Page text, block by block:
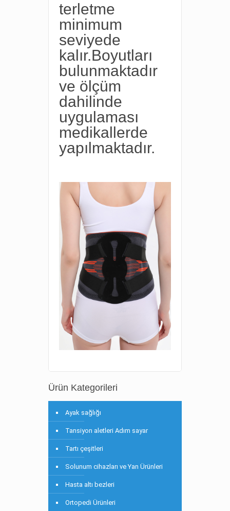
terletme
minimum
seviyede
kalır.Boyutları
bulunmaktadır
ve ölçüm
dahilinde
uygulaması
medikallerde
yapılmaktadır.
Ürün Kategorileri
Ayak sağlığı
Tansiyon aletleri Adım sayar
Tartı çeşitleri
Solunum cihazları ve Yan Ürünleri
Hasta altı bezleri
Ortopedi Ürünleri